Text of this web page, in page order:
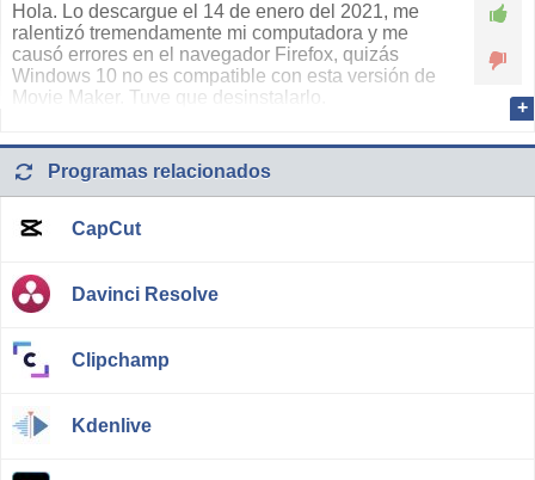
Hola. Lo descargue el 14 de enero del 2021, me
ralentizó tremendamente mi computadora y me
causó errores en el navegador Firefox, quizás
Windows 10 no es compatible con esta versión de
Movie Maker. Tuve que desinstalarlo.
Programas relacionados
CapCut
Davinci Resolve
Clipchamp
Kdenlive